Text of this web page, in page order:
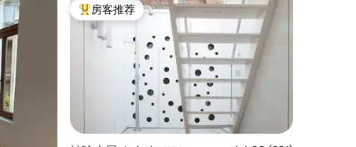
热门「房客推荐」
房客推荐